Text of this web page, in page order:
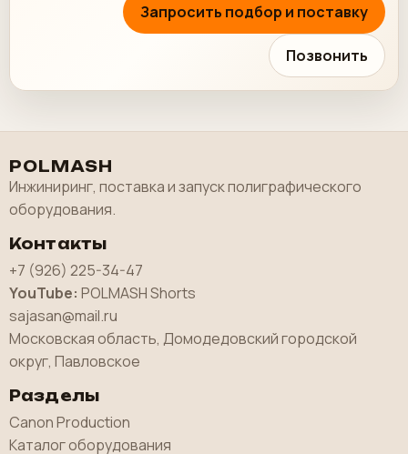
Запросить подбор и поставку
Позвонить
POLMASH
Инжиниринг, поставка и запуск полиграфического
оборудования.
Контакты
+7 (926) 225-34-47
YouTube: POLMASH Shorts
sajasan@mail.ru
Московская область, Домодедовский городской
округ, Павловское
Разделы
Canon Production
Каталог оборудования